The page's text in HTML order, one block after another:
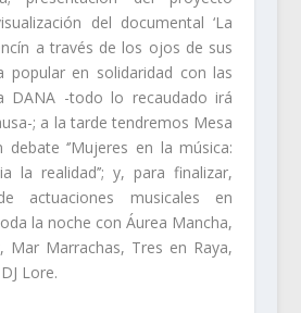
del documental ‘La
a través de los ojos de sus
popular en solidaridad con las
DANA -todo lo recaudado irá
; a la tarde tendremos Mesa
‘’Mujeres en la música:
la realidad’’; y, para finalizar,
actuaciones musicales en
la noche con Áurea Mancha,
Mar Marrachas, Tres en Raya,
Lore.